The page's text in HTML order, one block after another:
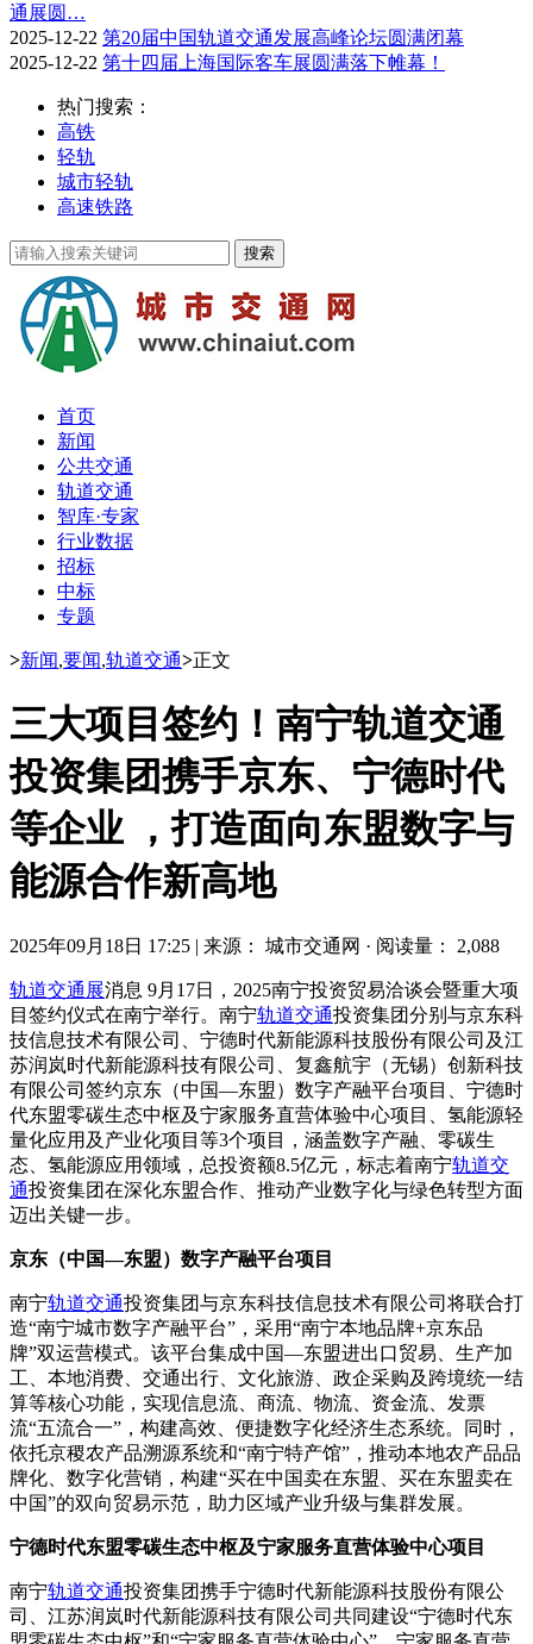
通展圆…
2025-12-22 第20届中国轨道交通发展高峰论坛圆满闭幕
2025-12-22 第十四届上海国际客车展圆满落下帷幕！
热门搜索：
高铁
轻轨
城市轻轨
高速铁路
首页
新闻
公共交通
轨道交通
智库·专家
行业数据
招标
中标
专题
>新闻,要闻,轨道交通>正文
三大项目签约！南宁轨道交通
投资集团携手京东、宁德时代
等企业 ，打造面向东盟数字与
能源合作新高地
2025年09月18日 17:25 | 来源： 城市交通网 · 阅读量： 2,088
轨道交通展消息 9月17日，2025南宁投资贸易洽谈会暨重大项
目签约仪式在南宁举行。南宁轨道交通投资集团分别与京东科
技信息技术有限公司、宁德时代新能源科技股份有限公司及江
苏润岚时代新能源科技有限公司、复鑫航宇（无锡）创新科技
有限公司签约京东（中国—东盟）数字产融平台项目、宁德时
代东盟零碳生态中枢及宁家服务直营体验中心项目、氢能源轻
量化应用及产业化项目等3个项目，涵盖数字产融、零碳生
态、氢能源应用领域，总投资额8.5亿元，标志着南宁轨道交
通投资集团在深化东盟合作、推动产业数字化与绿色转型方面
迈出关键一步。
京东（中国—东盟） 数字产融平台项目
南宁轨道交通投资集团与京东科技信息技术有限公司将联合打
造“南宁城市数字产融平台”，采用“南宁本地品牌+京东品
牌”双运营模式。该平台集成中国—东盟进出口贸易、生产加
工、本地消费、交通出行、文化旅游、政企采购及跨境统一结
算等核心功能，实现信息流、商流、物流、资金流、发票
流“五流合一”，构建高效、便捷数字化经济生态系统。同时，
依托京稷农产品溯源系统和“南宁特产馆”，推动本地农产品品
牌化、数字化营销，构建“买在中国卖在东盟、买在东盟卖在
中国”的双向贸易示范，助力区域产业升级与集群发展。
宁德时代东盟零碳生态中枢及宁家服务直营体验中心项目
南宁轨道交通投资集团携手宁德时代新能源科技股份有限公
司、江苏润岚时代新能源科技有限公司共同建设“宁德时代东